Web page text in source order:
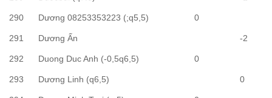
290 Dương 08253353223 (;q5,5) 0
291 Dương Ấn -2
292 Duong Duc Anh (-0,5q6,5) 0
293 Dương Linh (q6,5) 0